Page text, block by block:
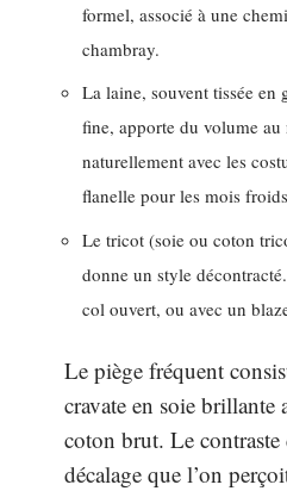
formel, associé à une
chambray.
La laine, souvent tissée en
fine, apporte du volume au
naturellement avec les
flanelle pour les mois
Le tricot (soie ou coton
donne un style
col ouvert, ou avec un
Le piège fréquent
cravate en soie brillante
coton brut. Le contraste
décalage que l’on